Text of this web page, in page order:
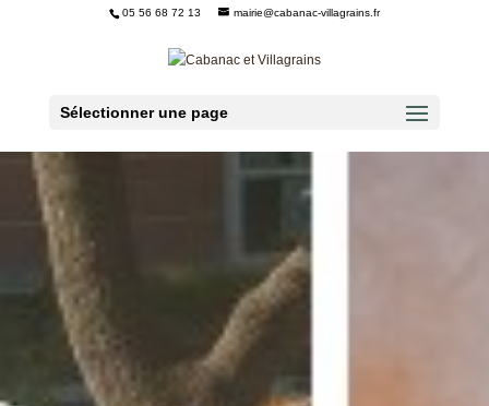
05 56 68 72 13 mairie@cabanac-villagrains.fr
Sélectionner une page